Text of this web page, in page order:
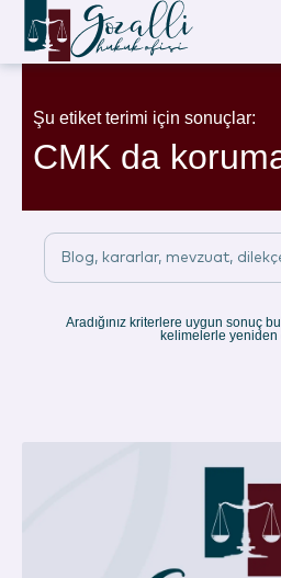
Şu etiket terimi için sonuçlar:
CMK da
Blog, kararlar, mevzuat,
Aradığınız kriterlere uygun sonuç
kelimelerle yeniden